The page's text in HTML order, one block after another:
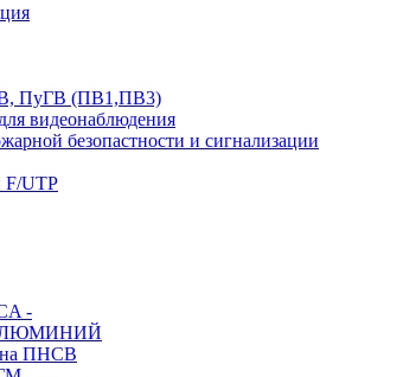
ПуГВ (ПВ1,ПВ3)
видеонаблюдения
безопастности и сигнализации
F/UTP
-
ПНСВ